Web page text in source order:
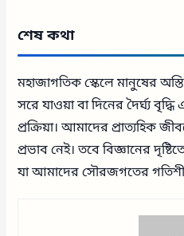
শেষ কথা
মহাজাগতিক স্কেলে মানুষের
সরে যাওয়া বা দিনের দৈর্ঘ্য
প্রক্রিয়া। আমাদের প্রাত্যহিক
প্রভাব নেই। তবে বিজ্ঞানের
যা আমাদের সৌরজগতের